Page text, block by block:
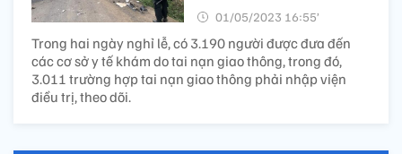
01/05/2023 16:55’
Trong hai ngày nghỉ lễ, có 3.190 người được đưa đến
các cơ sở y tế khám do tai nạn giao thông, trong đó,
3.011 trường hợp tai nạn giao thông phải nhập viện
điều trị, theo dõi.